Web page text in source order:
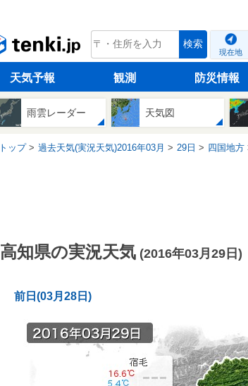
tenki.jp 検索
現在地
天気予報 観測 防災情報
雨雲レーダー 天気図
トップ 過去天気(実況天気)2016年03月 29日 四国地方
高知県の実況天気 (2016年03月29日)
前日(03月28日)